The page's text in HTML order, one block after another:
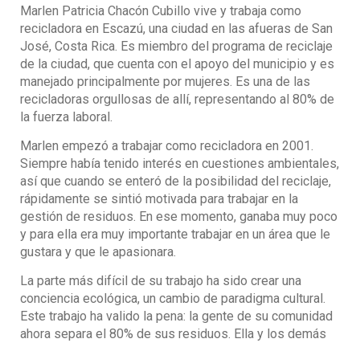
Marlen Patricia Chacón Cubillo vive y trabaja como
recicladora en Escazú, una ciudad en las afueras de San
José, Costa Rica. Es miembro del programa de reciclaje
de la ciudad, que cuenta con el apoyo del municipio y es
manejado principalmente por mujeres. Es una de las
recicladoras orgullosas de allí, representando al 80% de
la fuerza laboral.
Marlen empezó a trabajar como recicladora en 2001.
Siempre había tenido interés en cuestiones ambientales,
así que cuando se enteró de la posibilidad del reciclaje,
rápidamente se sintió motivada para trabajar en la
gestión de residuos. En ese momento, ganaba muy poco
y para ella era muy importante trabajar en un área que le
gustara y que le apasionara.
La parte más difícil de su trabajo ha sido crear una
conciencia ecológica, un cambio de paradigma cultural.
Este trabajo ha valido la pena: la gente de su comunidad
ahora separa el 80% de sus residuos. Ella y los demás